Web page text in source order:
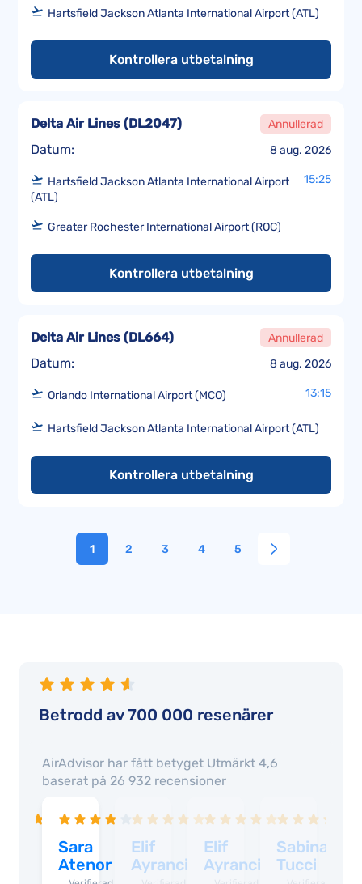
Hartsfield Jackson Atlanta International Airport (ATL)
Kontrollera utbetalning
Datum: 8 aug. 2026
Delta Air Lines (DL2047) Annullerad
Hartsfield Jackson Atlanta International Airport
(ATL)
15:25
Greater Rochester International Airport (ROC)
Kontrollera utbetalning
Datum: 8 aug. 2026
Delta Air Lines (DL664) Annullerad
Orlando International Airport (MCO) 13:15
Hartsfield Jackson Atlanta International Airport (ATL)
Kontrollera utbetalning
1 2 3 4 5
Betrodd av 700 000 resenärer
AirAdvisor har fått betyget Utmärkt 4,6
baserat på 26 932 recensioner
Sara
Atenor
Elif
Ayranci
Elif
Ayranci
Sabina
Tucci